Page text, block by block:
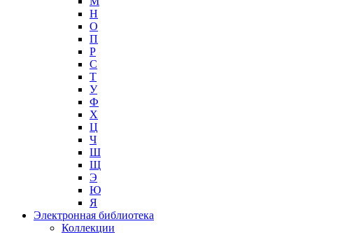
Н
О
П
Р
С
Т
У
Ф
Х
Ц
Ч
Ш
Щ
Э
Ю
Я
Электронная библиотека
Коллекции